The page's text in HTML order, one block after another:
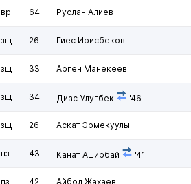
вр 64 Руслан Алиев
зщ 26 Гиес Ирисбеков
зщ 33 Арген Манекеев
зщ 34 Диас Улугбек '46
зщ 26 Аскат Эрмекуулы
пз 43 Канат Аширбай '41
пз 42 Айбол Жахаев